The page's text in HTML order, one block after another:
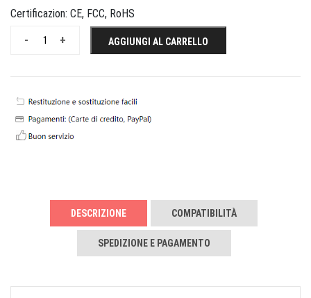
Certificazion: CE, FCC, RoHS
+
- AGGIUNGI AL CARRELLO
DESCRIZIONE COMPATIBILITÀ
SPEDIZIONE E PAGAMENTO